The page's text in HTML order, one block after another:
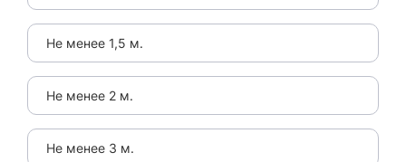
Не менее 1,5 м.
Не менее 2 м.
Не менее 3 м.